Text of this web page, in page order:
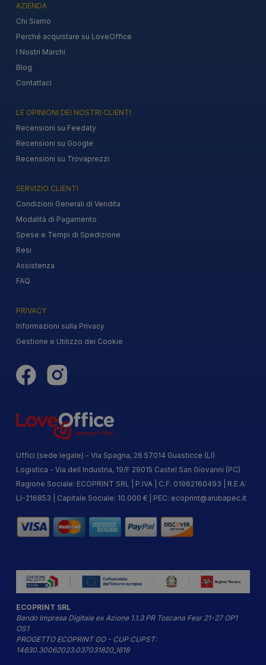
AZIENDA
Chi Siamo
Perché acquistare su LoveOffice
I Nostri Marchi
Blog
Contattaci
LE OPINIONI DEI NOSTRI CLIENTI
Recensioni su Feedaty
Recensioni su Google
Recensioni su Trovaprezzi
SERVIZIO CLIENTI
Condizioni Generali di Vendita
Modalità di Pagamento
Spese e Tempi di Spedizione
Resi
Assistenza
FAQ
PRIVACY
Informazioni sulla Privacy
Gestione e Utilizzo dei Cookie
Uffici (sede legale) - Via Spagna, 26 57014 Guasticce (LI)
Logistica - Via dell Industria, 19/F 29015 Castel San Giovanni (PC)
Ragione Sociale: ECOPRINT SRL | P.IVA | C.F. 01962160493 | R.E.A:
LI-216853 | Capitale Sociale: 10.000 € | PEC: ecoprint@arubapec.it
ECOPRINT SRL
Bando Impresa Digitale ex Azione 1.1.3 PR Toscana Fesr 21-27 OP1
OS1
PROGETTO ECOPRINT GO - CUP CUPST:
14630.30062023.037031820_1618